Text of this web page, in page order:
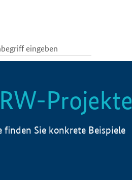
Projekte
Sie konkrete Beispiele